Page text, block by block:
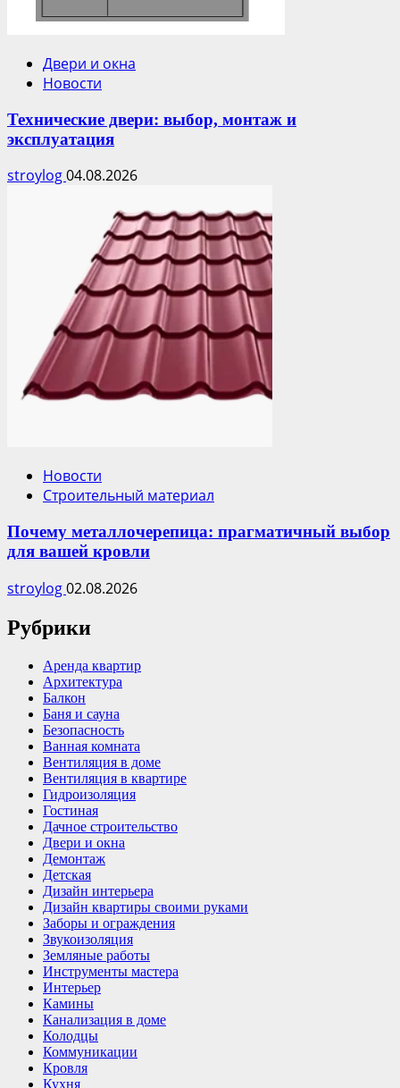
Двери и окна
Новости
Технические двери: выбор, монтаж и
эксплуатация
stroylog04.08.2026
Новости
Строительный материал
Почему металлочерепица: прагматичный выбор
для вашей кровли
stroylog02.08.2026
Рубрики
Аренда квартир
Архитектура
Балкон
Баня и сауна
Безопасность
Ванная комната
Вентиляция в доме
Вентиляция в квартире
Гидроизоляция
Гостиная
Дачное строительство
Двери и окна
Демонтаж
Детская
Дизайн интерьера
Дизайн квартиры своими руками
Заборы и ограждения
Звукоизоляция
Земляные работы
Инструменты мастера
Интерьер
Камины
Канализация в доме
Колодцы
Коммуникации
Кровля
Кухня